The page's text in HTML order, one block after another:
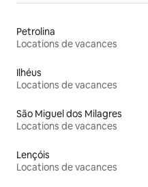
Petrolina
Locations de vacances
Ilhéus
Locations de vacances
São Miguel dos Milagres
Locations de vacances
Lençóis
Locations de vacances